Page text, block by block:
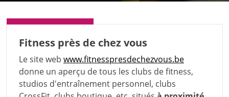
Fitness près de chez vous
Le site web www.fitnesspresdechezvous.be
donne un aperçu de tous les clubs de fitness,
studios d'entraînement personnel, clubs